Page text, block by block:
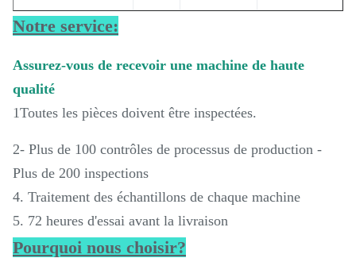
Notre service:
Assurez-vous de recevoir une machine de haute
qualité
1Toutes les pièces doivent être inspectées.
2- Plus de 100 contrôles de processus de production -
Plus de 200 inspections
4. Traitement des échantillons de chaque machine
5. 72 heures d'essai avant la livraison
Pourquoi nous choisir?